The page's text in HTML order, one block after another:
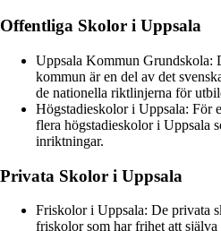
Offentliga Skolor i Uppsala
Uppsala Kommun Grundskola:
kommun är en del av det
de nationella riktlinjerna för
Högstadieskolor i Uppsala: För
flera högstadieskolor i Uppsala
inriktningar.
Privata Skolor i Uppsala
Friskolor i Uppsala: De privata
friskolor som har frihet att